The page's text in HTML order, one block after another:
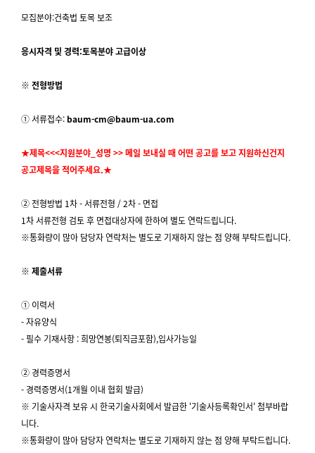
모집분야:건축법 토목 보조
응시자격 및 경력:토목분야 고급이상
※ 전형방법
① 서류접수: baum-cm@baum-ua.com
★제목<<<지원분야_성명 >> 메일 보내실 때 어떤 공고를 보고 지원하신건지
공고제목을 적어주세요.★
② 전형방법 1차 - 서류전형 / 2차 - 면접
1차 서류전형 검토 후 면접대상자에 한하여 별도 연락드립니다.
※통화량이 많아 담당자 연락처는 별도로 기재하지 않는 점 양해 부탁드립니다.
※ 제출서류
① 이력서
- 자유양식
- 필수 기재사항 : 희망연봉(퇴직금포함),입사가능일
② 경력증명서
- 경력증명서(1개월 이내 협회 발급)
※ 기술사자격 보유 시 한국기술사회에서 발급한 '기술사등록확인서' 첨부바랍
니다.
※통화량이 많아 담당자 연락처는 별도로 기재하지 않는 점 양해 부탁드립니다.